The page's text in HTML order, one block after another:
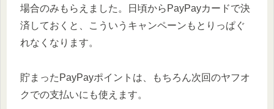
場合のみもらえました。日頃からPayPayカードで決
済しておくと、こういうキャンペーンもとりっぱぐ
れなくなります。
貯まったPayPayポイントは、もちろん次回のヤフオ
クでの支払いにも使えます。